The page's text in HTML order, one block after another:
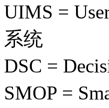
UIMS =
系统
DSC =
SMOP =